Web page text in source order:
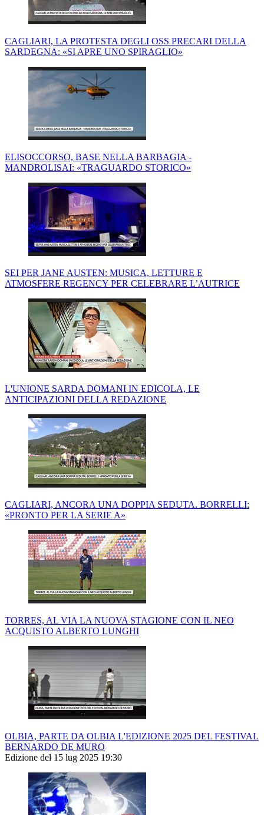
CAGLIARI, LA PROTESTA DEGLI OSS PRECARI DELLA
SARDEGNA: «SI APRE UNO SPIRAGLIO»
ELISOCCORSO, BASE NELLA BARBAGIA -
MANDROLISAI: «TRAGUARDO STORICO»
SEI PER JANE AUSTEN: MUSICA, LETTURE E
ATMOSFERE REGENCY PER CELEBRARE L’AUTRICE
L'UNIONE SARDA DOMANI IN EDICOLA, LE
ANTICIPAZIONI DELLA REDAZIONE
CAGLIARI, ANCORA UNA DOPPIA SEDUTA. BORRELLI:
«PRONTO PER LA SERIE A»
TORRES, AL VIA LA NUOVA STAGIONE CON IL NEO
ACQUISTO ALBERTO LUNGHI
OLBIA, PARTE DA OLBIA L'EDIZIONE 2025 DEL FESTIVAL
BERNARDO DE MURO
Edizione del 15 lug 2025 19:30